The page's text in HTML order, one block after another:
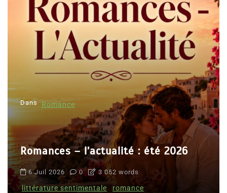
Dans Romance
Romances – l’actualité : été 2026
6 Juil 2026 0 3 052 words
littérature sentimentale romance